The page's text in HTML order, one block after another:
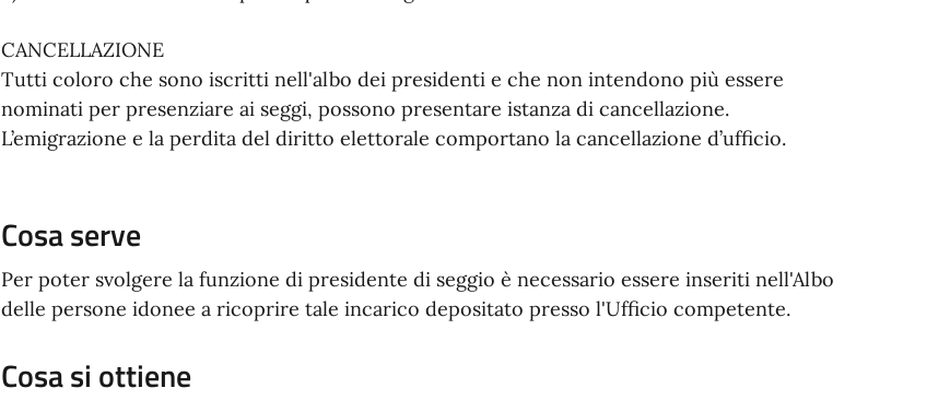
CANCELLAZIONE
Tutti coloro che sono iscritti nell'albo dei presidenti e che non intendono più essere
nominati per presenziare ai seggi, possono presentare istanza di cancellazione.
L’emigrazione e la perdita del diritto elettorale comportano la cancellazione d’ufficio.
Cosa serve
Per poter svolgere la funzione di presidente di seggio è necessario essere inseriti nell'Albo
delle persone idonee a ricoprire tale incarico depositato presso l'Ufficio competente.
Cosa si ottiene